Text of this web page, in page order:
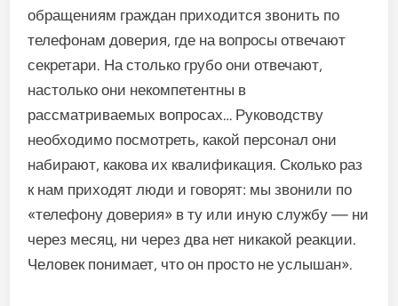
обращениям граждан приходится звонить по
телефонам доверия, где на вопросы отвечают
секретари. На столько грубо они отвечают,
настолько они некомпетентны в
рассматриваемых вопросах… Ру­ководству
необходимо посмот­реть, какой персонал они
набира­ют, какова их квалификация. Сколько раз
к нам приходят люди и говорят: мы звонили по
«теле­фону доверия» в ту или иную службу — ни
через месяц, ни че­рез два нет никакой реакции.
Че­ловек понимает, что он просто не услышан».